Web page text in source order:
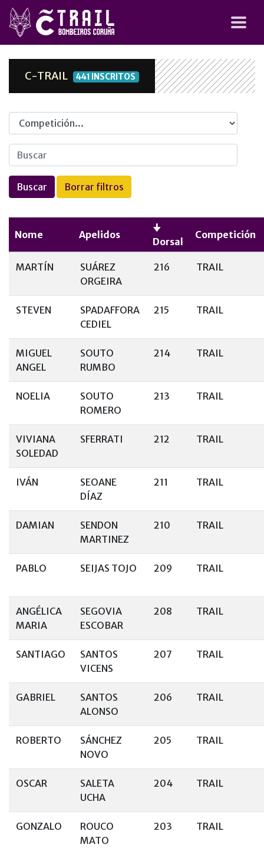
C-TRAIL 441 INSCRITOS
Competicion
Nome Apelidos
Dorsal
Competición
MARTÍN
SUÁREZ
ORGEIRA
216 TRAIL
STEVEN
SPADAFFORA
CEDIEL
215 TRAIL
MIGUEL
ANGEL
SOUTO
RUMBO
214 TRAIL
NOELIA
SOUTO
ROMERO
213 TRAIL
VIVIANA
SOLEDAD
SFERRATI 212 TRAIL
IVÁN
SEOANE
DÍAZ
211 TRAIL
DAMIAN
SENDON
MARTINEZ
210 TRAIL
PABLO SEIJAS TOJO 209 TRAIL
ANGÉLICA
MARIA
SEGOVIA
ESCOBAR
208 TRAIL
SANTIAGO
SANTOS
VICENS
207 TRAIL
GABRIEL
SANTOS
ALONSO
206 TRAIL
ROBERTO
SÁNCHEZ
NOVO
205 TRAIL
OSCAR
SALETA
UCHA
204 TRAIL
GONZALO
ROUCO
MATO
203 TRAIL